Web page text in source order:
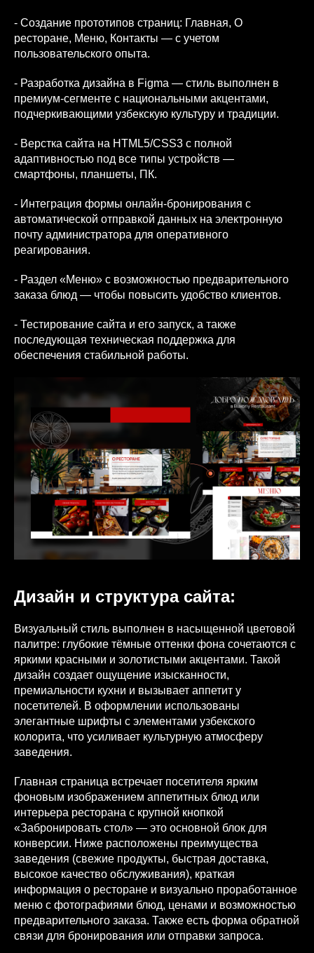
- Создание прототипов страниц: Главная, О
ресторане, Меню, Контакты — с учетом
пользовательского опыта.
- Разработка дизайна в Figma — стиль выполнен в
премиум-сегменте с национальными акцентами,
подчеркивающими узбекскую культуру и традиции.
- Верстка сайта на HTML5/CSS3 с полной
адаптивностью под все типы устройств —
смартфоны, планшеты, ПК.
- Интеграция формы онлайн-бронирования с
автоматической отправкой данных на электронную
почту администратора для оперативного
реагирования.
- Раздел «Меню» с возможностью предварительного
заказа блюд — чтобы повысить удобство клиентов.
- Тестирование сайта и его запуск, а также
последующая техническая поддержка для
обеспечения стабильной работы.
Дизайн и структура сайта:
Визуальный стиль выполнен в насыщенной цветовой
палитре: глубокие тёмные оттенки фона сочетаются с
яркими красными и золотистыми акцентами. Такой
дизайн создает ощущение изысканности,
премиальности кухни и вызывает аппетит у
посетителей. В оформлении использованы
элегантные шрифты с элементами узбекского
колорита, что усиливает культурную атмосферу
заведения.
Главная страница встречает посетителя ярким
фоновым изображением аппетитных блюд или
интерьера ресторана с крупной кнопкой
«Забронировать стол» — это основной блок для
конверсии. Ниже расположены преимущества
заведения (свежие продукты, быстрая доставка,
высокое качество обслуживания), краткая
информация о ресторане и визуально проработанное
меню с фотографиями блюд, ценами и возможностью
предварительного заказа. Также есть форма обратной
связи для бронирования или отправки запроса.